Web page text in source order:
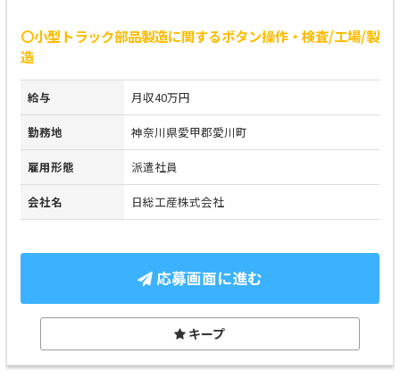
〇小型トラック部品製造に関するボタン操作・検査/工場/製
造
給与 月収40万円
勤務地 神奈川県愛甲郡愛川町
雇用形態 派遣社員
会社名 日総工産株式会社
応募画面に進む
キープ